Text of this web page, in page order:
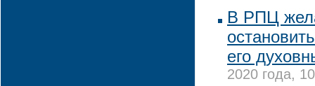
В РПЦ
его
2020 года,